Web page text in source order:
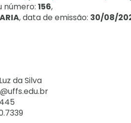
número: 156,
, data de emissão: 30/08/
da Silva